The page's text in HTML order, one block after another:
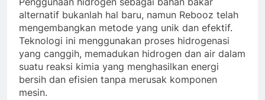
alternatif bukanlah hal baru, namun Rebooz telah
mengembangkan metode yang unik dan efektif.
Teknologi ini menggunakan proses hidrogenasi
yang canggih, memadukan hidrogen dan air dalam
suatu reaksi kimia yang menghasilkan energi
bersih dan efisien tanpa merusak komponen
mesin.